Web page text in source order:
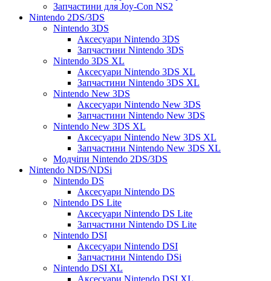
Запчастини для Joy-Con NS2
Nintendo 2DS/3DS
Nintendo 3DS
Аксесуари Nintendo 3DS
Запчастини Nintendo 3DS
Nintendo 3DS XL
Аксесуари Nintendo 3DS XL
Запчастини Nintendo 3DS XL
Nintendo New 3DS
Аксесуари Nintendo New 3DS
Запчастини Nintendo New 3DS
Nintendo New 3DS XL
Аксесуари Nintendo New 3DS XL
Запчастини Nintendo New 3DS XL
Модчіпи Nintendo 2DS/3DS
Nintendo NDS/NDSi
Nintendo DS
Аксесуари Nintendo DS
Nintendo DS Lite
Аксесуари Nintendo DS Lite
Запчастини Nintendo DS Lite
Nintendo DSI
Аксесуари Nintendo DSI
Запчастини Nintendo DSi
Nintendo DSI XL